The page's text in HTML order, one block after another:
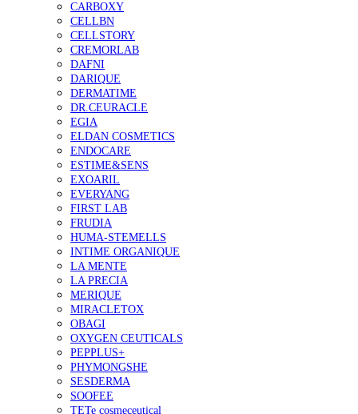
CARBOXY
CELLBN
CELLSTORY
CREMORLAB
DAFNI
DARIQUE
DERMATIME
DR.CEURACLE
EGIA
ELDAN COSMETICS
ENDOCARE
ESTIME&SENS
EXOARIL
EVERYANG
FIRST LAB
FRUDIA
HUMA-STEMELLS
INTIME ORGANIQUE
LA MENTE
LA PRECIA
MERIQUE
MIRACLETOX
OBAGI
OXYGEN CEUTICALS
PEPPLUS+
PHYMONGSHE
SESDERMA
SOOFEE
TETe cosmeceutical